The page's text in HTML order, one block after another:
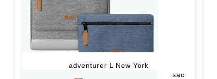
adventurer L New York
sac